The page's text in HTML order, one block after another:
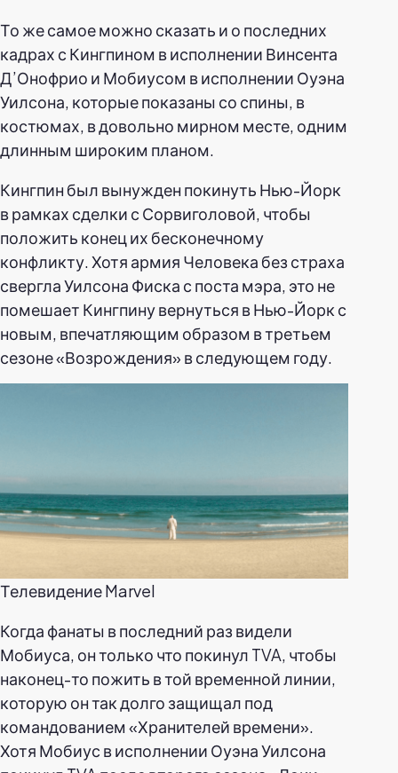
То же самое можно сказать и о последних
кадрах с Кингпином в исполнении Винсента
Д’Онофрио и Мобиусом в исполнении Оуэна
Уилсона, которые показаны со спины, в
костюмах, в довольно мирном месте, одним
длинным широким планом.
Кингпин был вынужден покинуть Нью-Йорк
в рамках сделки с Сорвиголовой, чтобы
положить конец их бесконечному
конфликту. Хотя армия Человека без страха
свергла Уилсона Фиска с поста мэра, это не
помешает Кингпину вернуться в Нью-Йорк с
новым, впечатляющим образом в третьем
сезоне «Возрождения» в следующем году.
Телевидение Marvel
Когда фанаты в последний раз видели
Мобиуса, он только что покинул TVA, чтобы
наконец-то пожить в той временной линии,
которую он так долго защищал под
командованием «Хранителей времени».
Хотя Мобиус в исполнении Оуэна Уилсона